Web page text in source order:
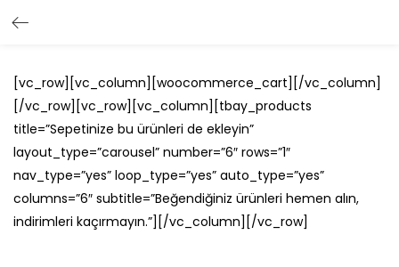
[vc_row][vc_column][woocommerce_cart][/vc_column]
[/vc_row][vc_row][vc_column][tbay_products
title=”Sepetinize bu ürünleri de ekleyin”
layout_type=”carousel” number=”6″ rows=”1″
nav_type=”yes” loop_type=”yes” auto_type=”yes”
columns=”6″ subtitle=”Beğendiğiniz ürünleri hemen alın,
indirimleri kaçırmayın.”][/vc_column][/vc_row]